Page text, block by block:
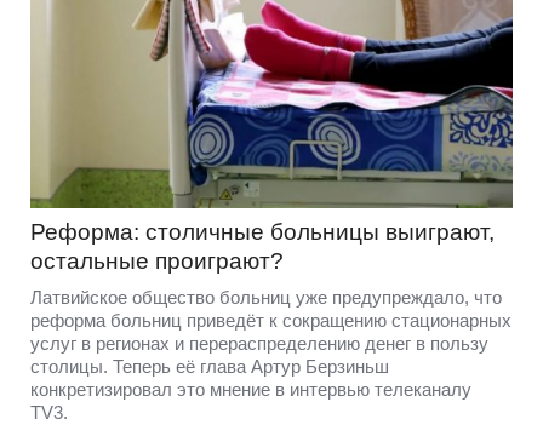
Реформа: столичные больницы выиграют,
остальные проиграют?
Латвийское общество больниц уже предупреждало, что
реформа больниц приведёт к сокращению стационарных
услуг в регионах и перераспределению денег в пользу
столицы. Теперь её глава Артур Берзиньш
конкретизировал это мнение в интервью телеканалу
TV3.